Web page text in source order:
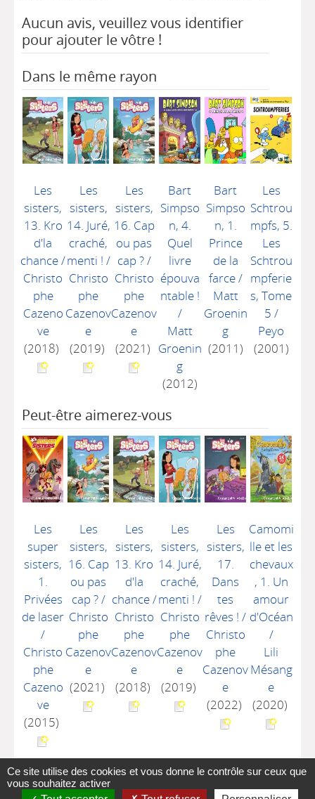
Aucun avis, veuillez vous identifier
pour ajouter le vôtre !
Dans le même rayon
Les
sisters,
13. Kro
d'la
chance/
Christo
phe
Cazeno
ve
(2018)
Les
sisters,
14. Juré,
craché,
menti ! /
Christo
phe
Cazenov
e
(2019)
Les
sisters,
16. Cap
ou pas
cap ?/
Christo
phe
Cazenov
e
(2021)
Bart
Simpso
n, 4.
Quel
livre
épouva
ntable !
/
Matt
Groenin
g
(2012)
Bart
Simpso
n, 1.
Prince
de la
farce/
Matt
Groenin
g
(2011)
Les
Schtrou
mpfs, 5.
Les
Schtrou
mpferie
s, Tome
5 /
Peyo
(2001)
Peut-être aimerez-vous
Les
super
sisters,
1.
Privées
de laser
/
Christo
phe
Cazeno
ve
(2015)
Les
sisters,
16. Cap
ou pas
cap ?/
Christo
phe
Cazenov
e
(2021)
Les
sisters,
13. Kro
d'la
chance/
Christo
phe
Cazenov
e
(2018)
Les
sisters,
14. Juré,
craché,
menti ! /
Christo
phe
Cazenov
e
(2019)
Les
sisters,
17.
Dans
tes
rêves ! /
Christo
phe
Cazenov
e
(2022)
Camomi
lle et les
chevaux
, 1. Un
amour
d'Océan
/
Lili
Mésang
e
(2020)
Ce site utilise des cookies et vous donne le contrôle sur ceux que
vous souhaitez activer